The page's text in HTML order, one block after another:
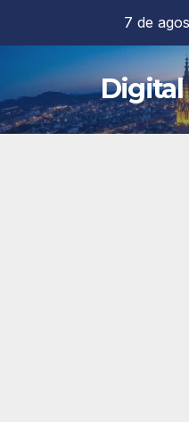
contenido
7 de
Digital